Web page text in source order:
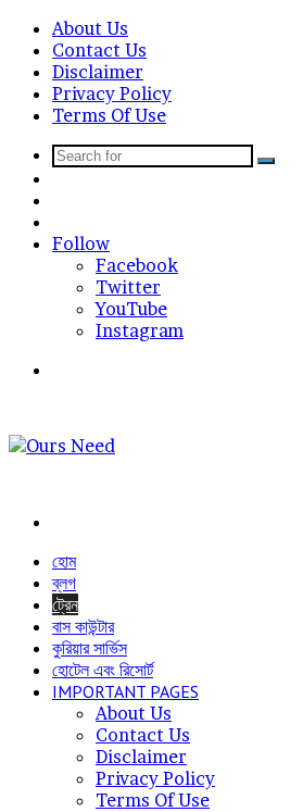
About Us
Contact Us
Disclaimer
Privacy Policy
Terms Of Use
Search
In
Follow
Facebook
Twitter
YouTube
Instagram
হোম
ব্লগ
ট্রেন
বাস কাউন্টার
কুরিয়ার সার্ভিস
হোটেল এবং রিসোর্ট
IMPORTANT PAGES
About Us
Contact Us
Disclaimer
Privacy Policy
Terms Of Use